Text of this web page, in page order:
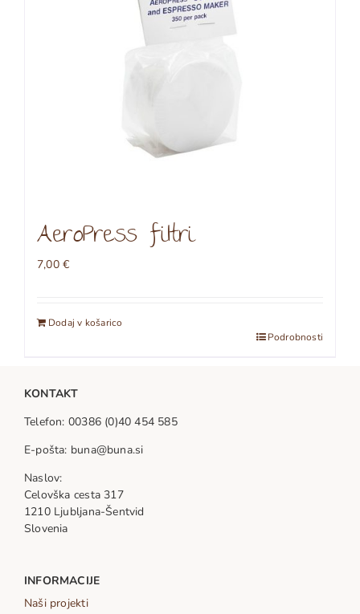
AeroPress filtri
7,00€
Dodaj v košarico
Podrobnosti
KONTAKT
Telefon: 00386 (0)40 454 585
E-pošta: buna@buna.si
Naslov:
Celovška cesta 317
1210 Ljubljana-Šentvid
Slovenia
INFORMACIJE
Naši projekti